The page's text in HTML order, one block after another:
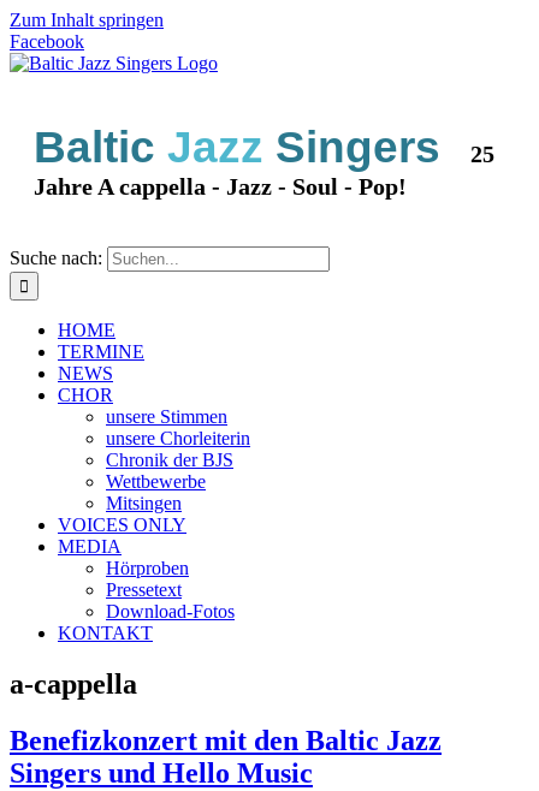
Zum Inhalt springen
Facebook
Baltic Jazz Singers 25
Jahre A cappella - Jazz - Soul - Pop!
Suche nach:
HOME
TERMINE
NEWS
CHOR
unsere Stimmen
unsere Chorleiterin
Chronik der BJS
Wettbewerbe
Mitsingen
VOICES ONLY
MEDIA
Hörproben
Pressetext
Download-Fotos
KONTAKT
a-cappella
Benefizkonzert mit den Baltic Jazz
Singers und Hello Music